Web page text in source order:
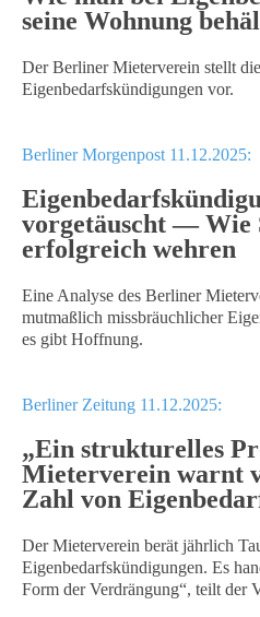
seine Wohnung
Der Berliner Mieterverein stellt
Eigenbedarfskündigungen vor.
Berliner Morgenpost 11.12.2025:
vorgetäuscht — Wie
erfolgreich wehren
Eine Analyse des Berliner
mutmaßlich missbräuchlicher
es gibt Hoffnung.
Berliner Zeitung 11.12.2025:
„Ein strukturelles
Mieterverein warnt
Zahl von
Der Mieterverein berät jährlich
Eigenbedarfskündigungen. Es
Form der Verdrängung“, teilt der